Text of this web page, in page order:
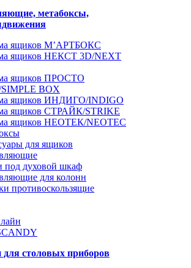
метабоксы,
ящиков М’АРТБОКС
ящиков НЕКСТ 3D/NEXT
ящиков ПРОСТО
BOX
ящиков ИНДИГО/INDIGO
ящиков СТРАЙК/STRIKE
ящиков НЕОТЕК/NEOTEC
для ящиков
под духовой шкаф
для колонн
противоскользящие
для столовых приборов